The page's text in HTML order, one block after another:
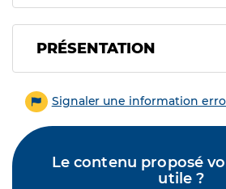
PRÉSENTATION
Signaler une information
Le contenu proposé
utile ?